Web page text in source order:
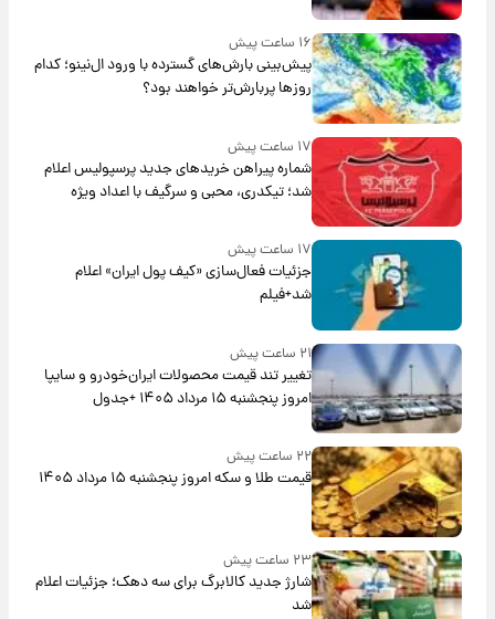
۱۶ ساعت پیش
پیش‌بینی بارش‌های گسترده با ورود ال‌نینو؛ کدام
روزها پربارش‌تر خواهند بود؟
۱۷ ساعت پیش
شماره پیراهن خریدهای جدید پرسپولیس اعلام
شد؛ تیکدری، محبی و سرگیف با اعداد ویژه
۱۷ ساعت پیش
جزئیات فعال‌سازی «کیف پول ایران» اعلام
شد+فیلم
۲۱ ساعت پیش
تغییر تند قیمت محصولات ایران‌خودرو و سایپا
امروز پنجشنبه ۱۵ مرداد ۱۴۰۵ +جدول
۲۲ ساعت پیش
قیمت طلا و سکه امروز پنجشنبه ۱۵ مرداد ۱۴۰۵
۲۳ ساعت پیش
شارژ جدید کالابرگ برای سه دهک؛ جزئیات اعلام
شد